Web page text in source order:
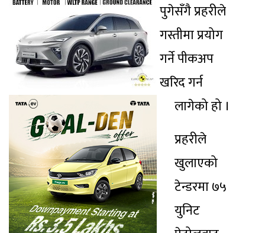
पुगेसँगै प्रहरीले
गस्तीमा प्रयोग
गर्ने पीकअप
खरिद गर्न
लागेको हो ।
प्रहरीले
खुलाएको
टेन्डरमा ७५
युनिट